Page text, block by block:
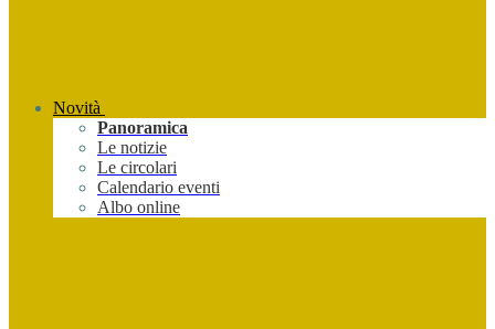
Novità
Panoramica
Le notizie
Le circolari
Calendario eventi
Albo online